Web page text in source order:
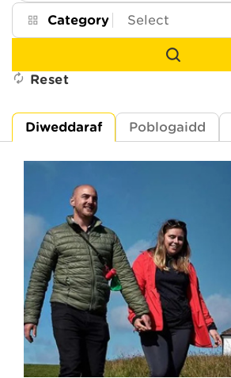
Category
Reset
Diweddaraf Poblogaidd